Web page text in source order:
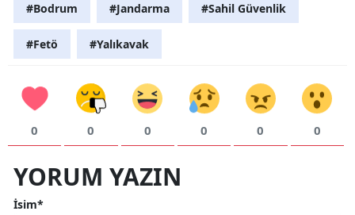
#Bodrum #Jandarma #Sahil Güvenlik
#Fetö #Yalıkavak
0 0 0 0 0 0
YORUM YAZIN
İsim*